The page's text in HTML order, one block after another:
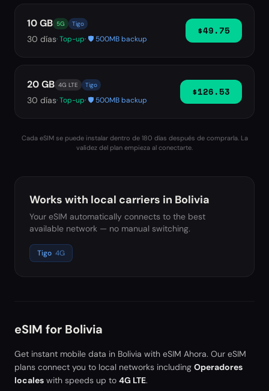
10 GB 5G Tigo
30 días· Top-up· 🛡️ 500MB backup
$49.75
20 GB 4G LTE Tigo
30 días· Top-up· 🛡️ 500MB backup
$126.53
Cada eSIM se puede instalar dentro de 180 días después de comprarla. La
validez del plan empieza al conectarte.
Works with local carriers in Bolivia
Your eSIM automatically connects to the best
available network — no manual switching.
Tigo 4G
eSIM for Bolivia
Get instant mobile data in Bolivia with eSIM Ahora. Our eSIM
plans connect you to local networks including Operadores
locales with speeds up to 4G LTE.